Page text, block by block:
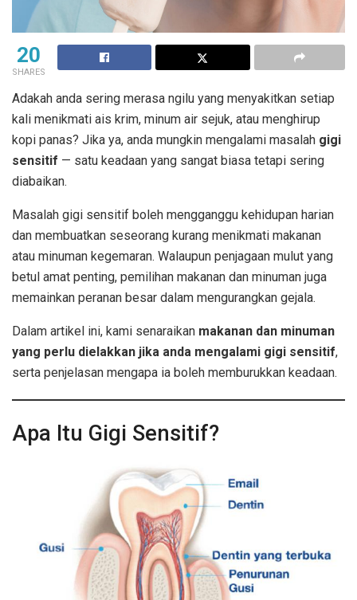
20
SHARES
Adakah anda sering merasa ngilu yang menyakitkan setiap
kali menikmati ais krim, minum air sejuk, atau menghirup
kopi panas? Jika ya, anda mungkin mengalami masalah gigi
sensitif — satu keadaan yang sangat biasa tetapi sering
diabaikan.
Masalah gigi sensitif boleh mengganggu kehidupan harian
dan membuatkan seseorang kurang menikmati makanan
atau minuman kegemaran. Walaupun penjagaan mulut yang
betul amat penting, pemilihan makanan dan minuman juga
memainkan peranan besar dalam mengurangkan gejala.
Dalam artikel ini, kami senaraikan makanan dan minuman
yang perlu dielakkan jika anda mengalami gigi sensitif,
serta penjelasan mengapa ia boleh memburukkan keadaan.
Apa Itu Gigi Sensitif?